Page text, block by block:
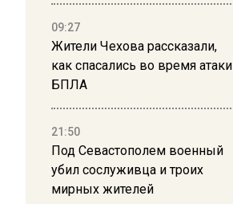
09:27
Жители Чехова рассказали,
как спасались во время атаки
БПЛА
21:50
Под Севастополем военный
убил сослуживца и троих
мирных жителей